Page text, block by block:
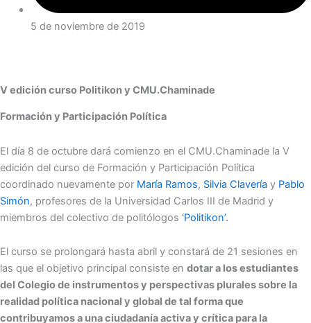
5 de noviembre de 2019
V edición curso Politikon y CMU.Chaminade
Formación y Participación Política
El día 8 de octubre dará comienzo en el CMU.Chaminade la V
edición del curso de Formación y Participación Política
coordinado nuevamente por María Ramos, Silvia Clavería y Pablo
Simón, profesores de la Universidad Carlos III de Madrid y
miembros del colectivo de politólogos ‘Politikon’.
El curso se prolongará hasta abril y constará de 21 sesiones en
las que el objetivo principal consiste en dotar a los estudiantes
del Colegio de instrumentos y perspectivas plurales sobre la
realidad política nacional y global de tal forma que
contribuyamos a una ciudadanía activa y crítica para la